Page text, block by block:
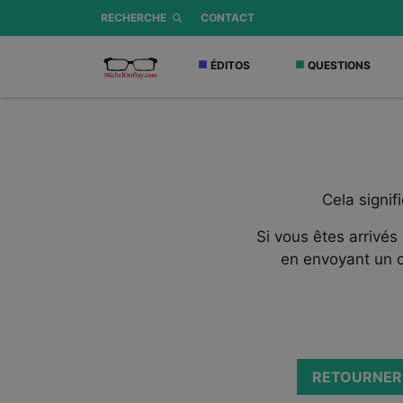
RECHERCHE CONTACT
ÉDITOS QUESTIONS
Cela
Si vous êtes
en envoyant un